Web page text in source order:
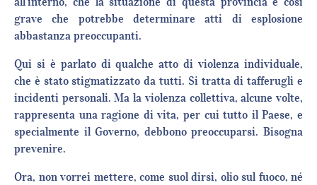
grave che potrebbe determinare atti di esplosione
abbastanza preoccupanti.
Qui si è parlato di qualche atto di violenza individuale,
che è stato stigmatizzato da tutti. Si tratta di tafferugli e
incidenti personali. Ma la violenza collettiva, alcune volte,
rappresenta una ragione di vita, per cui tutto il Paese, e
specialmente il Governo, debbono preoccuparsi. Bisogna
prevenire.
Ora, non vorrei mettere, come suol dirsi, olio sul fuoco, né